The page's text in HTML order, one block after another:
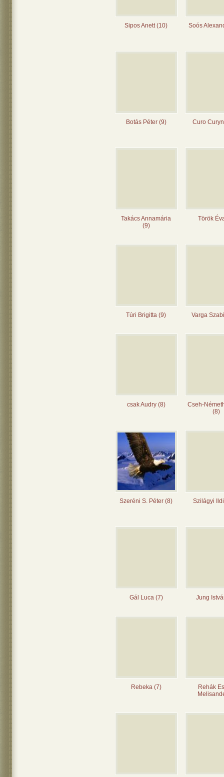
Sipos Anett (10) Soós
Botás Péter (9) Curo
Takács Annamária
(9)
Török
Túri Brigitta (9) Varga
csak Audry (8)
Cseh-
(8)
Szeréni S. Péter (8) Szilágyi
Gál Luca (7) Jung
Rebeka (7)
Rehák